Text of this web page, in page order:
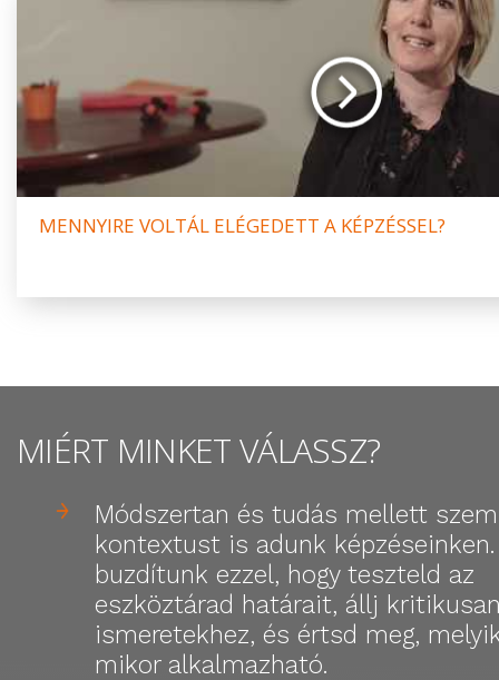
MENNYIRE VOLTÁL ELÉGEDETT A KÉPZÉSSEL?
MIÉRT MINKET VÁLASSZ?
Módszertan és tudás mellett
kontextust is adunk képzéseinken.
buzdítunk ezzel, hogy teszteld az
eszköztárad határait, állj
ismeretekhez, és értsd meg,
mikor alkalmazható.